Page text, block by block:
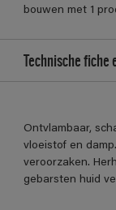
bouwen met 1
Technische
Ontvlambaar,
vloeistof en
veroorzaken.
gebarsten huid